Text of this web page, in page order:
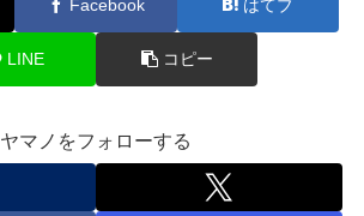
Facebook はてブ
LINE コピー
ヤマノをフォローする